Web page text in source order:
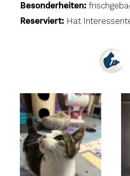
Besonderheiten:
Reserviert: Hat